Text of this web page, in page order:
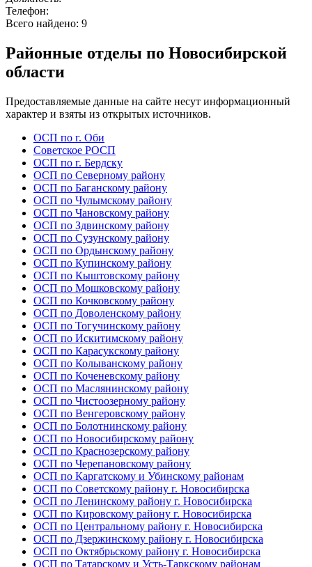
Телефон:
Всего найдено: 9
Районные отделы по Новосибирской
области
Предоставляемые данные на сайте несут информационный
характер и взяты из открытых источников.
ОСП по г. Оби
Советское РОСП
ОСП по г. Бердску
ОСП по Северному району
ОСП по Баганскому району
ОСП по Чулымскому району
ОСП по Чановскому району
ОСП по Здвинскому району
ОСП по Сузунскому району
ОСП по Ордынскому району
ОСП по Купинскому району
ОСП по Кыштовскому району
ОСП по Мошковскому району
ОСП по Кочковскому району
ОСП по Доволенскому району
ОСП по Тогучинскому району
ОСП по Искитимскому району
ОСП по Карасукскому району
ОСП по Колыванскому району
ОСП по Коченевскому району
ОСП по Маслянинскому району
ОСП по Чистоозерному району
ОСП по Венгеровскому району
ОСП по Болотнинскому району
ОСП по Новосибирскому району
ОСП по Краснозерскому району
ОСП по Черепановскому району
ОСП по Каргатскому и Убинскому районам
ОСП по Советскому району г. Новосибирска
ОСП по Ленинскому району г. Новосибирска
ОСП по Кировскому району г. Новосибирска
ОСП по Центральному району г. Новосибирска
ОСП по Дзержинскому району г. Новосибирска
ОСП по Октябрьскому району г. Новосибирска
ОСП по Татарскому и Усть-Таркскому районам